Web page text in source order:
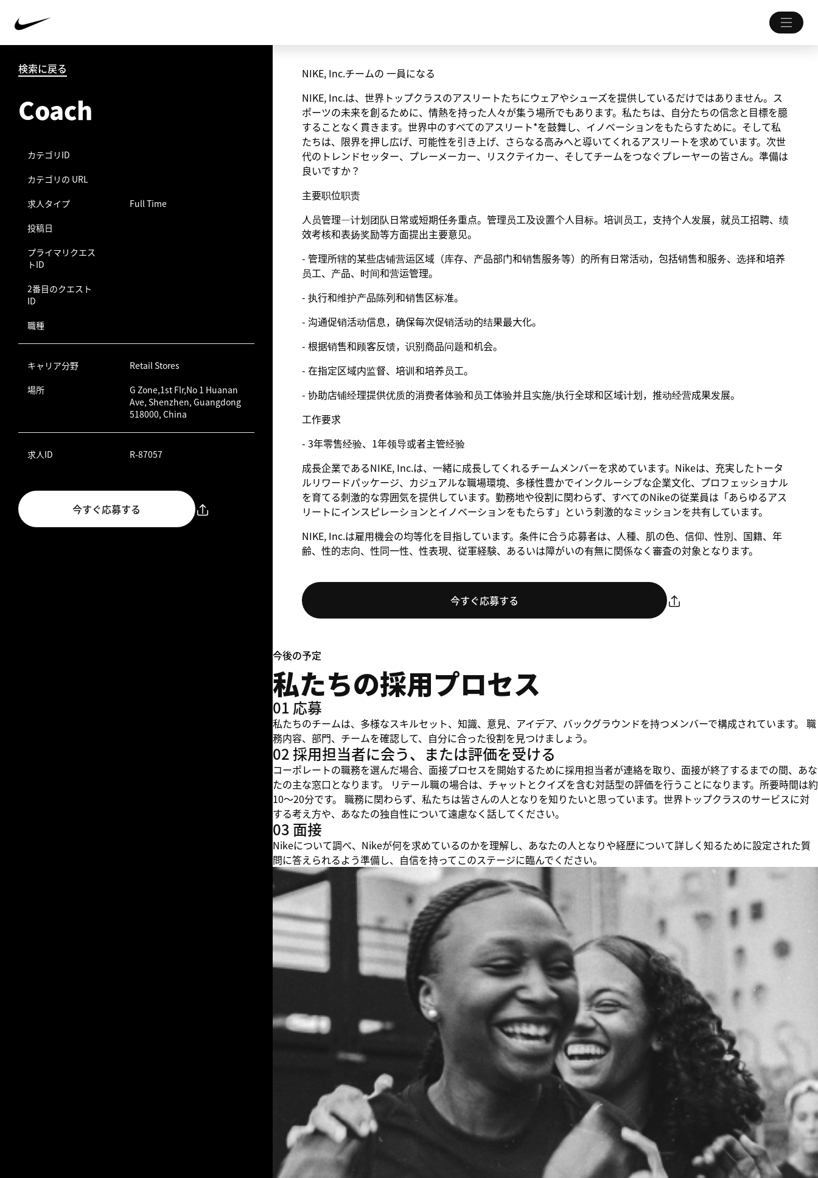
検索に戻る
Coach
カテゴリID
カテゴリの URL
求人タイプ
Full Time
投稿日
プライマリクエス
トID
2番目のクエスト
ID
職種
キャリア分野
Retail Stores
場所
G Zone,1st Flr,No 1 Huanan
Ave, Shenzhen, Guangdong
518000, China
求人ID R-87057
今すぐ応募する
NIKE, Inc.チームの 一員になる
NIKE, Inc.は、世界トップクラスのアスリートたちにウェアやシューズを提供しているだけではありません。ス
ポーツの未来を創るために、情熱を持った人々が集う場所でもあります。私たちは、自分たちの信念と目標を臆
することなく貫きます。世界中のすべてのアスリート*を鼓舞し、イノベーションをもたらすために。そして私
たちは、限界を押し広げ、可能性を引き上げ、さらなる高みへと導いてくれるアスリートを求めています。次世
代のトレンドセッター、プレーメーカー、リスクテイカー、そしてチームをつなぐプレーヤーの皆さん。準備は
良いですか？
主要职位职责
人员管理—计划团队日常或短期任务重点。管理员工及设置个人目标。培训员工，支持个人发展，就员工招聘、绩
效考核和表扬奖励等方面提出主要意见。
- 管理所辖的某些店铺营运区域（库存、产品部门和销售服务等）的所有日常活动，包括销售和服务、选择和培养
员工、产品、时间和营运管理。
- 执行和维护产品陈列和销售区标准。
- 沟通促销活动信息，确保每次促销活动的结果最大化。
- 根据销售和顾客反馈，识别商品问题和机会。
- 在指定区域内监督、培训和培养员工。
- 协助店铺经理提供优质的消费者体验和员工体验并且实施/执行全球和区域计划，推动经营成果发展。
工作要求
- 3年零售经验、1年领导或者主管经验
成長企業であるNIKE, Inc.は、一緒に成長してくれるチームメンバーを求めています。Nikeは、充実したトータ
ルリワードパッケージ、カジュアルな職場環境、多様性豊かでインクルーシブな企業文化、プロフェッショナル
を育てる刺激的な雰囲気を提供しています。勤務地や役割に関わらず、すべてのNikeの従業員は「あらゆるアス
リートにインスピレーションとイノベーションをもたらす」という刺激的なミッションを共有しています。
NIKE, Inc.は雇用機会の均等化を目指しています。条件に合う応募者は、人種、肌の色、信仰、性別、国籍、年
齢、性的志向、性同一性、性表現、従軍経験、あるいは障がいの有無に関係なく審査の対象となります。
今すぐ応募する
今後の予定
私たちの採用プロセス
01 応募
私たちのチームは、多様なスキルセット、知識、意見、アイデア、バックグラウンドを持つメンバーで構成されています。 職
務内容、部門、チームを確認して、自分に合った役割を見つけましょう。
02 採用担当者に会う、または評価を受ける
コーポレートの職務を選んだ場合、面接プロセスを開始するために採用担当者が連絡を取り、面接が終了するまでの間、あな
たの主な窓口となります。 リテール職の場合は、チャットとクイズを含む対話型の評価を行うことになります。所要時間は約
10～20分です。 職務に関わらず、私たちは皆さんの人となりを知りたいと思っています。世界トップクラスのサービスに対
する考え方や、あなたの独自性について遠慮なく話してください。
03 面接
Nikeについて調べ、Nikeが何を求めているのかを理解し、あなたの人となりや経歴について詳しく知るために設定された質
問に答えられるよう準備し、自信を持ってこのステージに臨んでください。